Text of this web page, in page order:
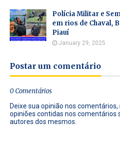
Polícia Militar e
em rios de Chaval,
Piauí
January 29, 2025
Postar um comentário
0 Comentários
Deixe sua opinião nos
opiniões contidas nos comentários
autores dos mesmos.